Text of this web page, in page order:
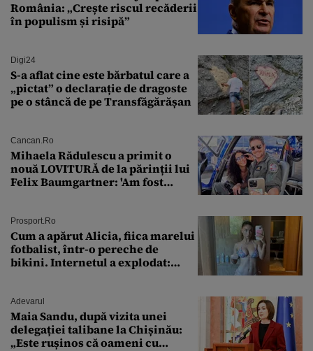
România: „Crește riscul recăderii
în populism și risipă”
Digi24
S-a aflat cine este bărbatul care a
„pictat” o declarație de dragoste
pe o stâncă de pe Transfăgărășan
Cancan.ro
Mihaela Rădulescu a primit o
nouă LOVITURĂ de la părinții lui
Felix Baumgartner: 'Am fost
Prosport.ro
Cum a apărut Alicia, fiica marelui
fotbalist, într-o pereche de
bikini. Internetul a explodat:
Adevarul
Maia Sandu, după vizita unei
delegației talibane la Chișinău:
„Este rușinos că oameni cu